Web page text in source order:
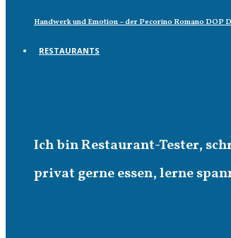
Handwerk und Emotion – der Pecorino Romano DOP
RESTAURANTS
Ich bin Restaurant-Tester,
privat gerne essen, lerne